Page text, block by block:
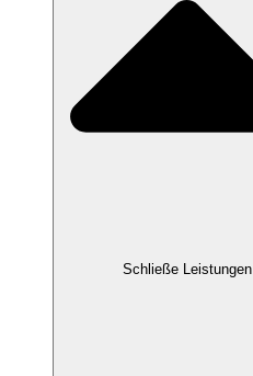
Schließe Leistungen